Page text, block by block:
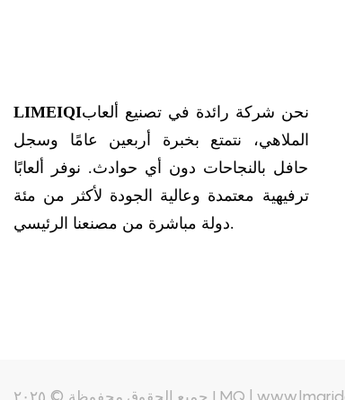
LIMEIQIنحن شركة رائدة في تصنيع ألعاب
الملاهي، نتمتع بخبرة أربعين عامًا وسجل
حافل بالنجاحات دون أي حوادث. نوفر ألعابًا
ترفيهية معتمدة وعالية الجودة لأكثر من مئة
دولة مباشرة من مصنعنا الرئيسي.